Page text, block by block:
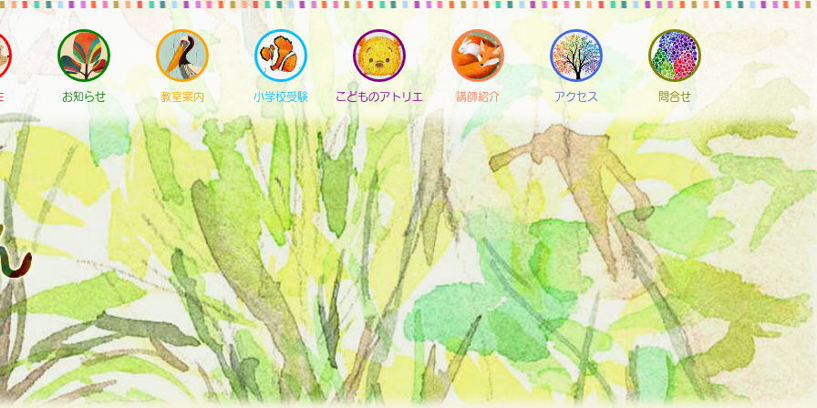
お知らせ 教室案内 小学校受験 こどものアトリエ 講師紹介 アクセス 問合せ